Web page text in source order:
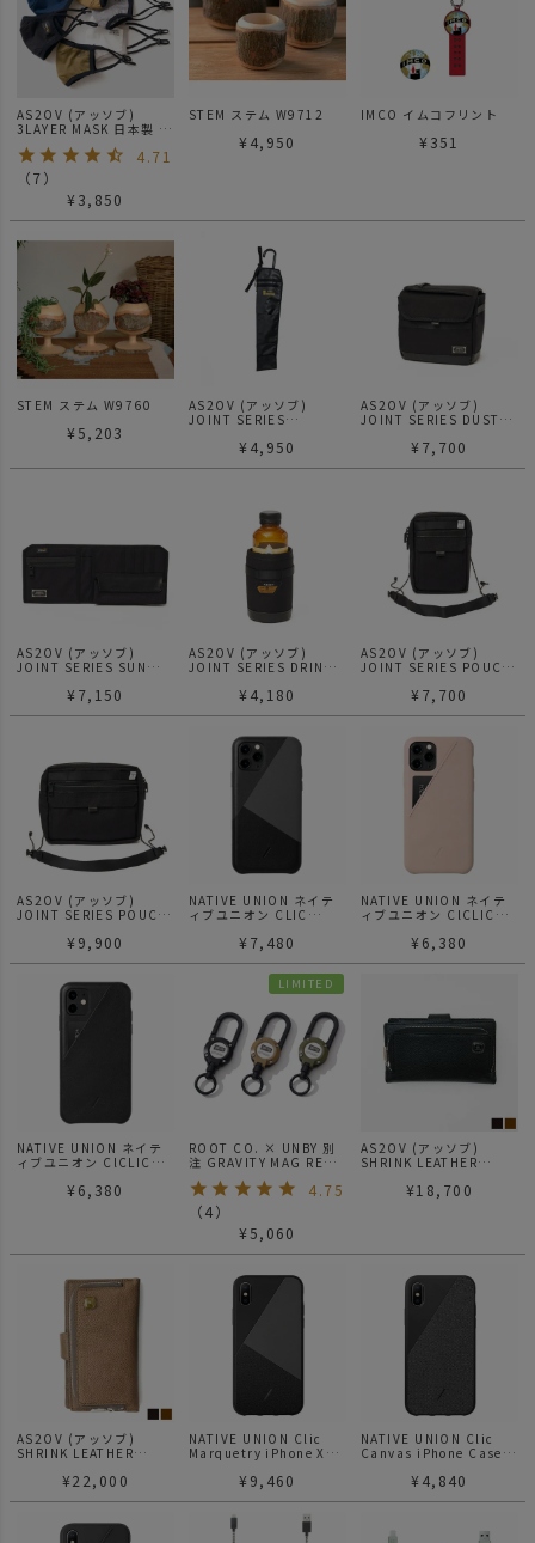
AS2OV (アッソブ)
3LAYER MASK 日本製 高
機能 3層構造 マスク
4.71
（7）
¥ 3,850
STEM ステム W9712
¥ 4,950
IMCO イムコフリント
¥ 351
STEM ステム W9760
¥ 5,203
AS2OV (アッソブ)
JOINT SERIES
れ 傘立て 傘ケース
¥ 4,950
AS2OV (アッソブ)
JOINT SERIES DUST
ミ箱 151905
¥ 7,700
AS2OV (アッソブ)
JOINT SERIES SUN
ーケース 151904
¥ 7,150
AS2OV (アッソブ)
JOINT SERIES DRINK
ー ペットボトルホルダー
¥ 4,180
AS2OV (アッソブ)
JOINT SERIES POUCH
Sサイズ 151902
¥ 7,700
AS2OV (アッソブ)
JOINT SERIES POUCH
Lサイズ 151901
¥ 9,900
NATIVE UNION ネイテ
ィブユニオン CLIC
iPhone11 Pro
¥ 7,480
NATIVE UNION ネイテ
ィブユニオン ClCLIC
¥ 6,380
NATIVE UNION ネイテ
ィブユニオン ClCLIC
¥ 6,380
LIMITED
ROOT CO. × UNBY 別
注 GRAVITY MAG REEL
360 カラビナ マグネッ
トリール
4.75
（4）
¥ 5,060
AS2OV (アッソブ)
SHRINK LEATHER
/ 財布 スマホケース
¥18,700
AS2OV (アッソブ)
SHRINK LEATHER
/ 財布 スマホケース
¥22,000
NATIVE UNION Clic
Marquetry iPhone Xs/
¥ 9,460
NATIVE UNION Clic
Canvas iPhone Case
¥ 4,840